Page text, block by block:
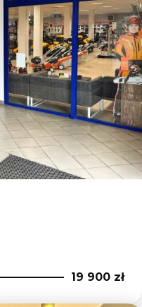
19 900 zł